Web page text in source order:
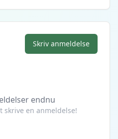
Skriv anmeldelse
endnu
en anmeldelse!